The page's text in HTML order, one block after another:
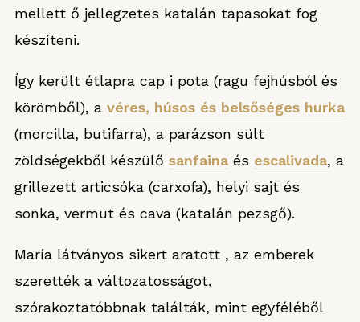
mellett ő jellegzetes katalán tapasokat fog
készíteni.
Így került étlapra cap i pota (ragu fejhúsból és
körömből), a véres, húsos és belsőséges hurka
(morcilla, butifarra), a parázson sült
zöldségekből készülő sanfaina és escalivada, a
grillezett articsóka (carxofa), helyi sajt és
sonka, vermut és cava (katalán pezsgő).
María látványos sikert aratott , az emberek
szerették a változatosságot,
szórakoztatóbbnak találták, mint egyféléből